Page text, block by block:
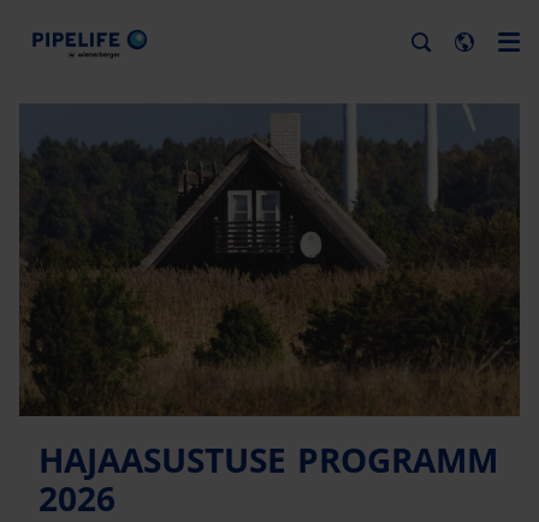
HAJAASUSTUSE PROGRAMM
2026